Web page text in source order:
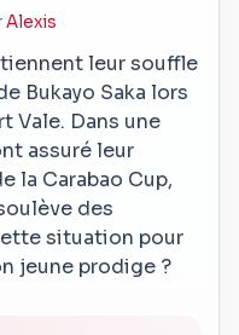
Alexis
leur souffle
Bukayo Saka lors
Vale. Dans une
assuré leur
la Carabao Cup,
des
situation pour
jeune prodige ?